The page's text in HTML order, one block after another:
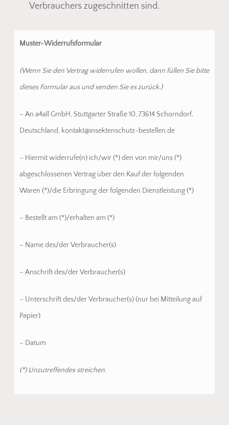
Verbrauchers zugeschnitten sind.
Muster-Widerrufsformular
(Wenn Sie den Vertrag widerrufen wollen, dann füllen Sie bitte
dieses Formular aus und senden Sie es zurück.)
– An a4all GmbH, Stuttgarter Straße 10, 73614 Schorndorf,
Deutschland, kontakt@insektenschutz-bestellen.de
– Hiermit widerrufe(n) ich/wir (*) den von mir/uns (*)
abgeschlossenen Vertrag über den Kauf der folgenden
Waren (*)/die Erbringung der folgenden Dienstleistung (*)
– Bestellt am (*)/erhalten am (*)
– Name des/der Verbraucher(s)
– Anschrift des/der Verbraucher(s)
– Unterschrift des/der Verbraucher(s) (nur bei Mitteilung auf
Papier)
– Datum
(*) Unzutreffendes streichen.